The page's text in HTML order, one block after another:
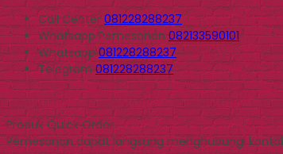
Call Center081228288237
WhatsappPemesanan 082133590101
Whatsapp081228288237
Telegram081228288237
Produk Quick Order
Pemesanan dapat langsung menghubungi